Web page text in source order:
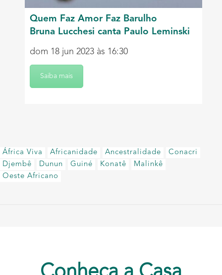
Quem Faz Amor Faz Barulho
Bruna Lucchesi canta Paulo Leminski
dom 18 jun 2023 às 16:30
Saiba mais
África Viva Africanidade Ancestralidade
Conacri
Djembê
Dunun Guiné Konatê
Malinkê
Oeste Africano